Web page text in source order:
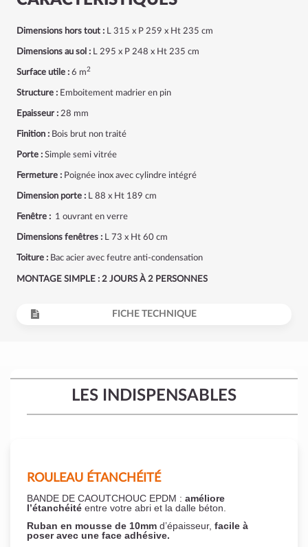
Dimensions hors tout : L 315 x P 259 x Ht 235 cm
Dimensions au sol : L 295 x P 248 x Ht 235 cm
Surface utile : 6 m2
Structure : Emboitement madrier en pin
Epaisseur : 28 mm
Finition : Bois brut non traité
Porte : Simple semi vitrée
Fermeture : Poignée inox avec cylindre intégré
Dimension porte : L 88 x Ht 189 cm
Fenêtre : 1 ouvrant en verre
Dimensions fenêtres : L 73 x Ht 60 cm
Toiture : Bac acier avec feutre anti-condensation
MONTAGE SIMPLE : 2 JOURS À 2 PERSONNES
FICHE TECHNIQUE
LES INDISPENSABLES
ROULEAU ÉTANCHÉITÉ
BANDE DE CAOUTCHOUC EPDM : améliore
l’étanchéité entre votre abri et la dalle béton.
Ruban en mousse de 10mm d’épaisseur, facile à
poser avec une face adhésive.